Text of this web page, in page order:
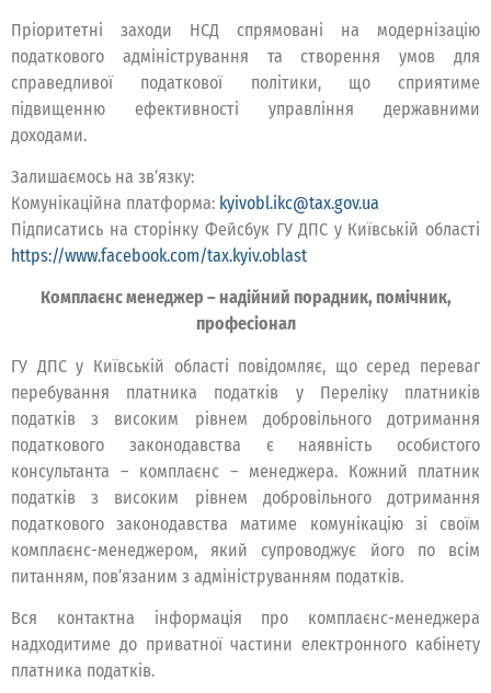
Пріоритетні заходи НСД спрямовані на модернізацію
податкового адміністрування та створення умов для
справедливої податкової політики, що сприятиме
підвищенню ефективності управління державними
доходами.
Залишаємось на зв’язку:
Комунікаційна платформа: kyivobl.ikc@tax.gov.ua
Підписатись на сторінку Фейсбук ГУ ДПС у Київській області
https://www.facebook.com/tax.kyiv.oblast
Комплаєнс менеджер – надійний порадник, помічник,
професіонал
ГУ ДПС у Київській області повідомляє, що серед переваг
перебування платника податків у Переліку платників
податків з високим рівнем добровільного дотримання
податкового законодавства є наявність особистого
консультанта – комплаєнс – менеджера. Кожний платник
податків з високим рівнем добровільного дотримання
податкового законодавства матиме комунікацію зі своїм
комплаєнс-менеджером, який супроводжує його по всім
питанням, повʼязаним з адмініструванням податків.
Вся контактна інформація про комплаєнс-менеджера
надходитиме до приватної частини електронного кабінету
платника податків.